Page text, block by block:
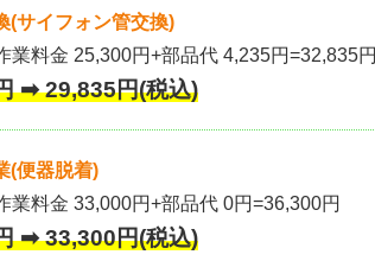
(サイフォン管交換)
業料金 25,300円+部品代 4,235円=32,835円
➡ 29,835円(税込)
(便器脱着)
業料金 33,000円+部品代 0円=36,300円
➡ 33,300円(税込)